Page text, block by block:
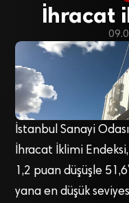
İhracat
İstanbul Sanayi
İhracat İklimi
1,2 puan düşüşle
yana en düşük